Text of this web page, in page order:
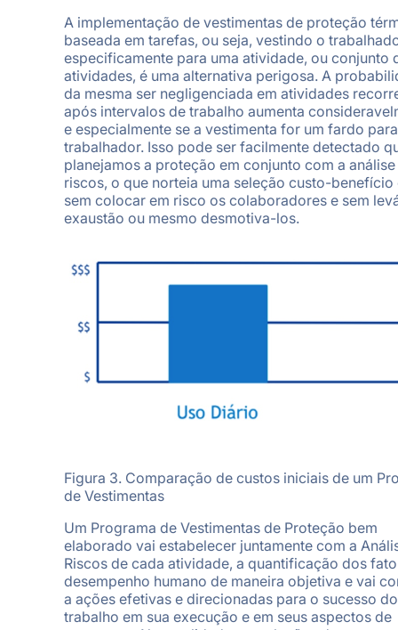
A implementação de vestimentas de proteção
baseada em tarefas, ou seja, vestindo o
especificamente para uma atividade, ou conjunto
atividades, é uma alternativa perigosa. A
da mesma ser negligenciada em atividades
após intervalos de trabalho aumenta
e especialmente se a vestimenta for um fardo
trabalhador. Isso pode ser facilmente detectado
planejamos a proteção em conjunto com a
riscos, o que norteia uma seleção custo-benefício
sem colocar em risco os colaboradores e sem
exaustão ou mesmo desmotiva-los.
Figura 3. Comparação de custos iniciais de um
de Vestimentas
Um Programa de Vestimentas de Proteção bem
elaborado vai estabelecer juntamente com a
Riscos de cada atividade, a quantificação dos
desempenho humano de maneira objetiva e vai
a ações efetivas e direcionadas para o sucesso do
trabalho em sua execução e em seus aspectos de